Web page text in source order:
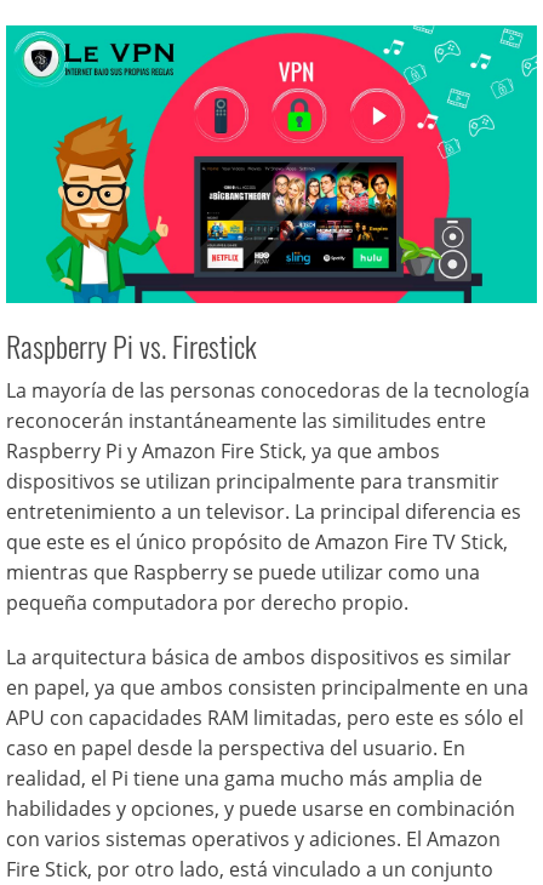
Raspberry Pi vs. Firestick
La mayoría de las personas conocedoras de la tecnología
reconocerán instantáneamente las similitudes entre
Raspberry Pi y Amazon Fire Stick, ya que ambos
dispositivos se utilizan principalmente para transmitir
entretenimiento a un televisor. La principal diferencia es
que este es el único propósito de Amazon Fire TV Stick,
mientras que Raspberry se puede utilizar como una
pequeña computadora por derecho propio.
La arquitectura básica de ambos dispositivos es similar
en papel, ya que ambos consisten principalmente en una
APU con capacidades RAM limitadas, pero este es sólo el
caso en papel desde la perspectiva del usuario. En
realidad, el Pi tiene una gama mucho más amplia de
habilidades y opciones, y puede usarse en combinación
con varios sistemas operativos y adiciones. El Amazon
Fire Stick, por otro lado, está vinculado a un conjunto